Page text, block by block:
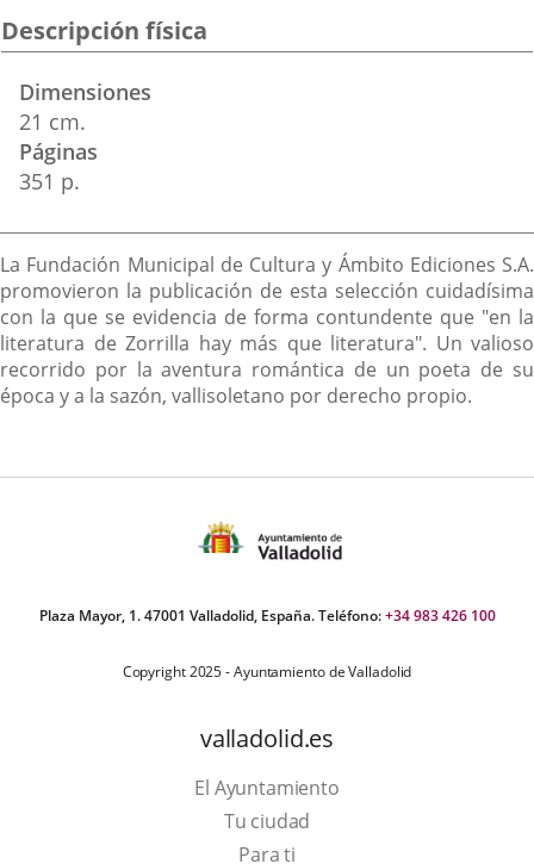
Descripción física
Dimensiones
21 cm.
Páginas
351 p.
Descripción
La Fundación Municipal de Cultura y Ámbito Ediciones S.A.
promovieron la publicación de esta selección cuidadísima
con la que se evidencia de forma contundente que "en la
literatura de Zorrilla hay más que literatura". Un valioso
recorrido por la aventura romántica de un poeta de su
época y a la sazón, vallisoletano por derecho propio.
Plaza Mayor, 1. 47001 Valladolid, España. Teléfono:+34 983 426 100
Copyright 2025 - Ayuntamiento de Valladolid
valladolid.es
El Ayuntamiento
Tu ciudad
Para ti